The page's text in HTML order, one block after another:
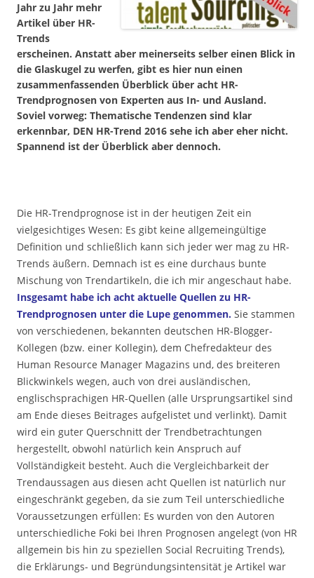
Jahr zu Jahr mehr
Artikel über HR-
Trends
erscheinen. Anstatt aber meinerseits selber einen Blick in
die Glaskugel zu werfen, gibt es hier nun einen
zusammenfassenden Überblick über acht HR-
Trendprognosen von Experten aus In- und Ausland.
Soviel vorweg: Thematische Tendenzen sind klar
erkennbar, DEN HR-Trend 2016 sehe ich aber eher nicht.
Spannend ist der Überblick aber dennoch.
Die HR-Trendprognose ist in der heutigen Zeit ein
vielgesichtiges Wesen: Es gibt keine allgemeingültige
Definition und schließlich kann sich jeder wer mag zu HR-
Trends äußern. Demnach ist es eine durchaus bunte
Mischung von Trendartikeln, die ich mir angeschaut habe.
Insgesamt habe ich acht aktuelle Quellen zu HR-
Trendprognosen unter die Lupe genommen. Sie stammen
von verschiedenen, bekannten deutschen HR-Blogger-
Kollegen (bzw. einer Kollegin), dem Chefredakteur des
Human Resource Manager Magazins und, des breiteren
Blickwinkels wegen, auch von drei ausländischen,
englischsprachigen HR-Quellen (alle Ursprungsartikel sind
am Ende dieses Beitrages aufgelistet und verlinkt). Damit
wird ein guter Querschnitt der Trendbetrachtungen
hergestellt, obwohl natürlich kein Anspruch auf
Vollständigkeit besteht. Auch die Vergleichbarkeit der
Trendaussagen aus diesen acht Quellen ist natürlich nur
eingeschränkt gegeben, da sie zum Teil unterschiedliche
Voraussetzungen erfüllen: Es wurden von den Autoren
unterschiedliche Foki bei Ihren Prognosen angelegt (von HR
allgemein bis hin zu speziellen Social Recruiting Trends),
die Erklärungs- und Begründungsintensität je Artikel war